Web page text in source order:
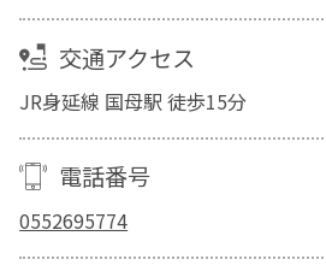
交通アクセス
JR身延線 国母駅 徒歩15分
電話番号
0552695774